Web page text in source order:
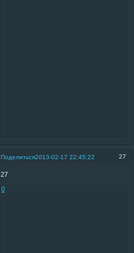
Поделиться 27
2013-02-17 22:45:22
27
0